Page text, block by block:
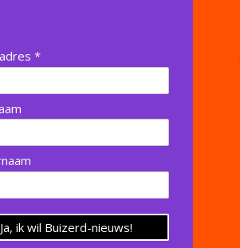
*
Ja, ik wil Buizerd-nieuws!